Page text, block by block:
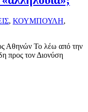
, ΚΟΥΜΠΟΥΛΗ,
Αθηνών Το λέω από την
προς τον Διονύση